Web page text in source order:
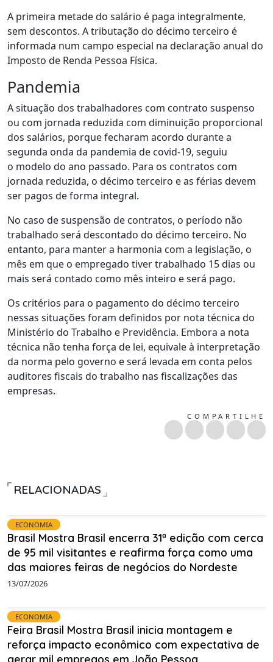
A primeira metade do salário é paga integralmente,
sem descontos. A tributação do décimo terceiro é
informada num campo especial na declaração anual do
Imposto de Renda Pessoa Física.
Pandemia
A situação dos trabalhadores com contrato suspenso
ou com jornada reduzida com diminuição proporcional
dos salários, porque fecharam acordo durante a
segunda onda da pandemia de covid-19, seguiu
o modelo do ano passado. Para os contratos com
jornada reduzida, o décimo terceiro e as férias devem
ser pagos de forma integral.
No caso de suspensão de contratos, o período não
trabalhado será descontado do décimo terceiro. No
entanto, para manter a harmonia com a legislação, o
mês em que o empregado tiver trabalhado 15 dias ou
mais será contado como mês inteiro e será pago.
Os critérios para o pagamento do décimo terceiro
nessas situações foram definidos por nota técnica do
Ministério do Trabalho e Previdência. Embora a nota
técnica não tenha força de lei, equivale à interpretação
da norma pelo governo e será levada em conta pelos
auditores fiscais do trabalho nas fiscalizações das
empresas.
COMPARTILHE
RELACIONADAS
ECONOMIA
Brasil Mostra Brasil encerra 31ª edição com cerca
de 95 mil visitantes e reafirma força como uma
das maiores feiras de negócios do Nordeste
13/07/2026
ECONOMIA
Feira Brasil Mostra Brasil inicia montagem e
reforça impacto econômico com expectativa de
gerar mil empregos em João Pessoa